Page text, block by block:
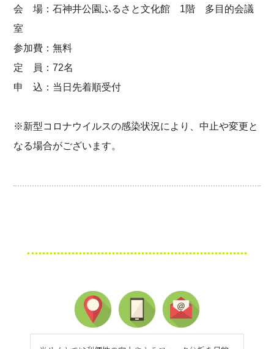
会 場：石神井公園ふるさと文化館 1階 多目的会議
室
参加費：無料
定 員：72名
申 込：当日先着順受付
※新型コロナウイルスの感染状況により、中止や変更と
なる場合がございます。